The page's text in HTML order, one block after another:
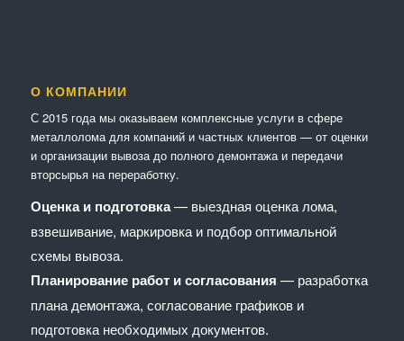
О КОМПАНИИ
С 2015 года мы оказываем комплексные услуги в сфере
металлолома для компаний и частных клиентов — от оценки
и организации вывоза до полного демонтажа и передачи
вторсырья на переработку.
Оценка и подготовка— выездная оценка лома,
взвешивание, маркировка и подбор оптимальной
схемы вывоза.
Планирование работ и согласования — разработка
плана демонтажа, согласование графиков и
подготовка необходимых документов.